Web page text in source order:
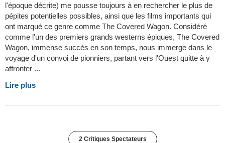
l'époque décrite) me pousse toujours à en rechercher le plus de
pépites potentielles possibles, ainsi que les films importants qui
ont marqué ce genre comme The Covered Wagon. Considéré
comme l'un des premiers grands westerns épiques, The Covered
Wagon, immense succès en son temps, nous immerge dans le
voyage d'un convoi de pionniers, partant vers l'Ouest quitte à y
affronter ...
Lire plus
2 Critiques Spectateurs